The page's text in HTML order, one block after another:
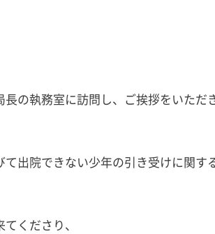
の執務室に訪問し、ご挨拶をいただ
出院できない少年の引き受けに関す
くださり、